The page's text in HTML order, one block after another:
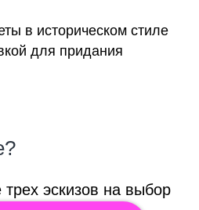
в историческом стиле
для придания
эскизов на выбор